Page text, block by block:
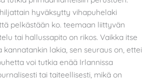
hyväksytty vihapuhelaki
pelkästään ko. teemaan liittyvän
tai hallussapito on rikos. Vaikka itse
kannatankin lakia, sen seuraus on, ettei
voi tutkia enää Irlannissa
tai taiteellisesti, mikä on